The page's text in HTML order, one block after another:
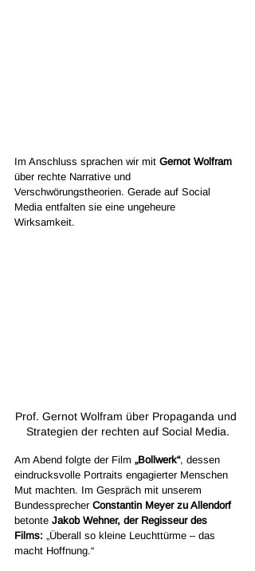
Im Anschluss sprachen wir mit Gernot Wolfram
über rechte Narrative und
Verschwörungstheorien. Gerade auf Social
Media entfalten sie eine ungeheure
Wirksamkeit.
Prof. Gernot Wolfram über Propaganda und
Strategien der rechten auf Social Media.
Am Abend folgte der Film „Bollwerk“, dessen
eindrucksvolle Portraits engagierter Menschen
Mut machten. Im Gespräch mit unserem
Bundessprecher Constantin Meyer zu Allendorf
betonte Jakob Wehner, der Regisseur des
Films: „Überall so kleine Leuchttürme – das
macht Hoffnung.“